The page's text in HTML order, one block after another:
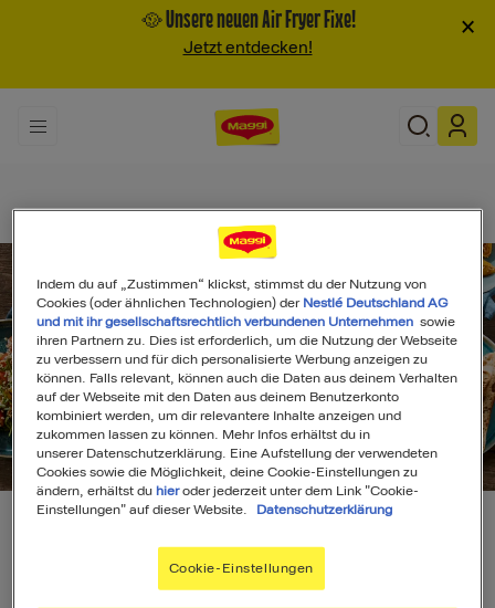
🥘 Unsere neuen Air Fryer Fixe!
Jetzt entdecken!
×
Search
Indem du auf „Zustimmen“ klickst, stimmst du der Nutzung von
Cookies (oder ähnlichen Technologien) der Nestlé Deutschland AG
und mit ihr gesellschaftsrechtlich verbundenen Unternehmen sowie
ihren Partnern zu. Dies ist erforderlich, um die Nutzung der Webseite
zu verbessern und für dich personalisierte Werbung anzeigen zu
können. Falls relevant, können auch die Daten aus deinem Verhalten
auf der Webseite mit den Daten aus deinem Benutzerkonto
kombiniert werden, um dir relevantere Inhalte anzeigen und
zukommen lassen zu können. Mehr Infos erhältst du in
unserer Datenschutzerklärung. Eine Aufstellung der verwendeten
Cookies sowie die Möglichkeit, deine Cookie-Einstellungen zu
ändern, erhältst duhieroder jederzeit unter dem Link "Cookie-
Einstellungen" auf dieser Website.
Datenschutzerklärung
Cookie-Einstellungen